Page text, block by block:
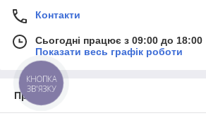
Контакти
Сьогодні працює з 09:00 до 18:00
Показати весь графік роботи
Про нас
КНОПКА
ЗВ'ЯЗКУ